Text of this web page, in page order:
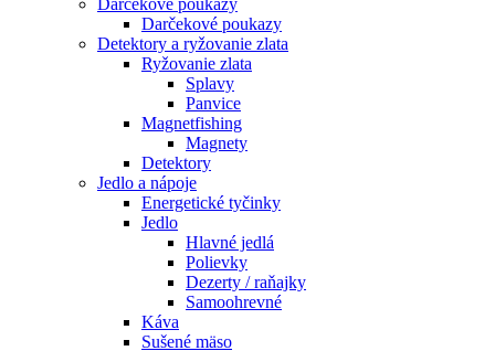
Darčekové poukazy
Detektory a ryžovanie zlata
Ryžovanie zlata
Splavy
Panvice
Magnetfishing
Magnety
Detektory
Jedlo a nápoje
Energetické tyčinky
Jedlo
Hlavné jedlá
Polievky
Dezerty / raňajky
Samoohrevné
Káva
Sušené mäso